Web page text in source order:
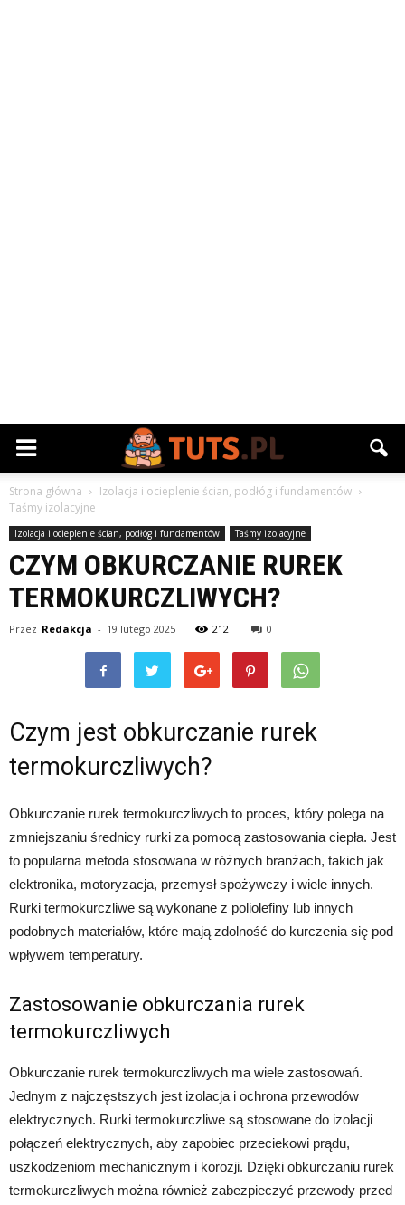
Strona główna
Izolacja i ocieplenie ścian, podłóg i fundamentów
Taśmy izolacyjne
Izolacja i ocieplenie ścian, podłóg i fundamentów Taśmy izolacyjne
CZYM OBKURCZANIE RUREK
TERMOKURCZLIWYCH?
Przez Redakcja - 19 lutego 2025 212 0
Czym jest obkurczanie rurek
termokurczliwych?
Obkurczanie rurek termokurczliwych to proces, który polega na
zmniejszaniu średnicy rurki za pomocą zastosowania ciepła. Jest
to popularna metoda stosowana w różnych branżach, takich jak
elektronika, motoryzacja, przemysł spożywczy i wiele innych.
Rurki termokurczliwe są wykonane z poliolefiny lub innych
podobnych materiałów, które mają zdolność do kurczenia się pod
wpływem temperatury.
Zastosowanie obkurczania rurek
termokurczliwych
Obkurczanie rurek termokurczliwych ma wiele zastosowań.
Jednym z najczęstszych jest izolacja i ochrona przewodów
elektrycznych. Rurki termokurczliwe są stosowane do izolacji
połączeń elektrycznych, aby zapobiec przeciekowi prądu,
uszkodzeniom mechanicznym i korozji. Dzięki obkurczaniu rurek
termokurczliwych można również zabezpieczyć przewody przed